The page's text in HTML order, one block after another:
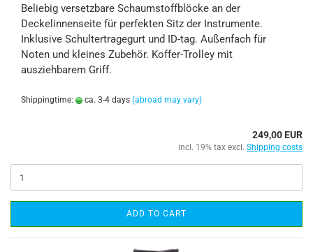
Beliebig versetzbare Schaumstoffblöcke an der
Deckelinnenseite für perfekten Sitz der Instrumente.
Inklusive Schultertragegurt und ID-tag. Außenfach für
Noten und kleines Zubehör. Koffer-Trolley mit
ausziehbarem Griff.
Shippingtime: ca. 3-4 days (abroad may vary)
249,00 EUR
incl. 19% tax excl. Shipping costs
ADD TO CART